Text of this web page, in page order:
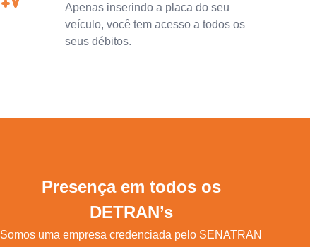
Apenas inserindo a placa do seu
veículo, você tem acesso a todos os
seus débitos.
Presença em todos os
DETRAN’s
Somos uma empresa credenciada pelo SENATRAN